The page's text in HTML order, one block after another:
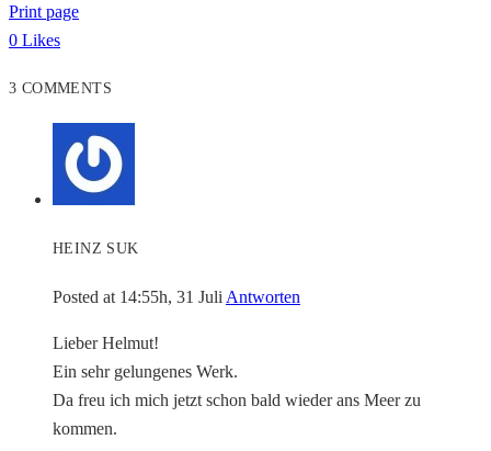
Print page
0 Likes
3 COMMENTS
HEINZ SUK
Posted at 14:55h, 31 Juli Antworten
Lieber Helmut!
Ein sehr gelungenes Werk.
Da freu ich mich jetzt schon bald wieder ans Meer zu
kommen.